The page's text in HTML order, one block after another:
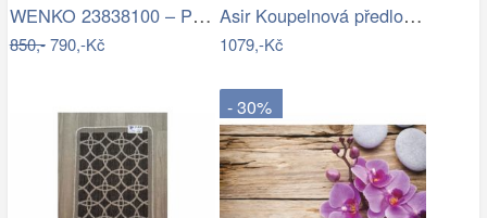
WENKO 23838100 – Předložka 40x60 cm…
850,-790,-Kč
Asir Koupelnová předložka Terrier, Ø…
1079,-Kč
- 30%